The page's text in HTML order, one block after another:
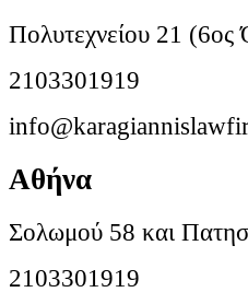
Πολυτεχνείου 21
2103301919
Αθήνα
Σολωμού 58 και
2103301919